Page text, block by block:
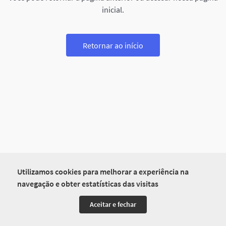
Utilizamos cookies para melhorar a experiência na
navegação e obter estatísticas das visitas
Aceitar e fechar
inicial.
Retornar ao início